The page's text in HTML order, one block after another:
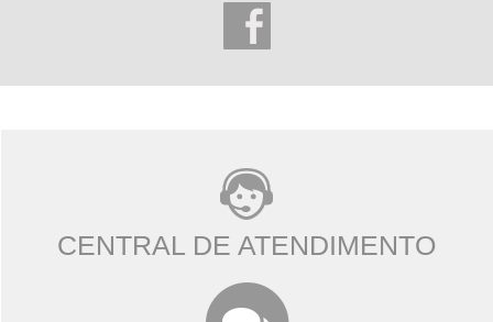
CENTRAL DE ATENDIMENTO